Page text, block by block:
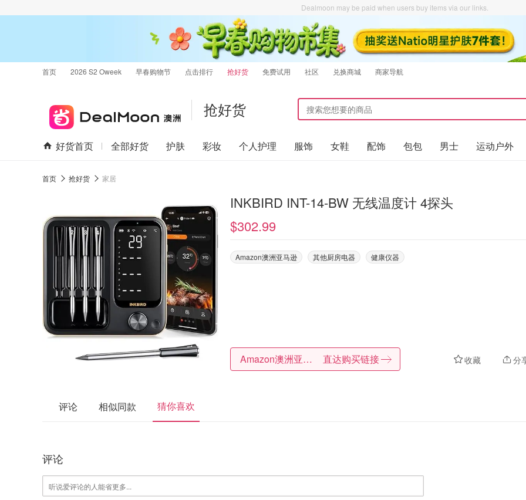
Dealmoon may be paid when users buy items via our links.
首页 2026 S2 Oweek 早春购物节 点击排行 抢好货 免费试用 社区 兑换商城 商家导航
抢好货
好货首页 全部好货 护肤 彩妆 个人护理 服饰 女鞋 配饰 包包 男士 运动户外
首页 抢好货 家居
INKBIRD INT-14-BW 无线温度计 4探头
$302.99
Amazon澳洲亚马逊 其他厨房电器 健康仪器
收藏 分
Amazon澳洲亚马逊 直达购买链接
评论 相似同款 猜你喜欢
评论